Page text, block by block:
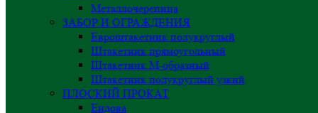
Металлочерепица
ЗАБОР И ОГРАЖДЕНИЯ
Евроштакетник полукруглый
Штакетник прямоугольный
Штакетник М-образный
Штакетник полукруглый узкий
ПЛОСКИЙ ПРОКАТ
Ендова